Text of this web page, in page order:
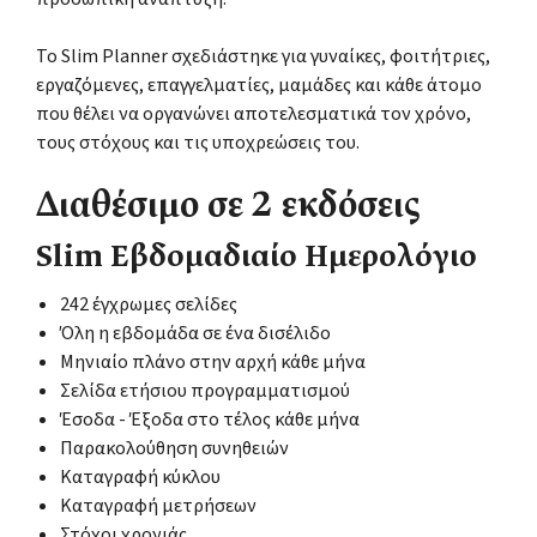
Το Slim Planner σχεδιάστηκε για γυναίκες, φοιτήτριες,
εργαζόμενες, επαγγελματίες, μαμάδες και κάθε άτομο
που θέλει να οργανώνει αποτελεσματικά τον χρόνο,
τους στόχους και τις υποχρεώσεις του.
Διαθέσιμο σε 2 εκδόσεις
Slim Εβδομαδιαίο Ημερολόγιο
242 έγχρωμες σελίδες
Όλη η εβδομάδα σε ένα δισέλιδο
Μηνιαίο πλάνο στην αρχή κάθε μήνα
Σελίδα ετήσιου προγραμματισμού
Έσοδα - Έξοδα στο τέλος κάθε μήνα
Παρακολούθηση συνηθειών
Καταγραφή κύκλου
Καταγραφή μετρήσεων